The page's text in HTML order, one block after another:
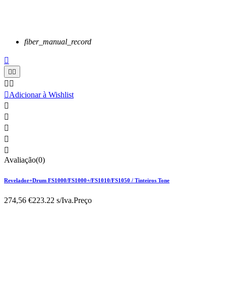
fiber_manual_record

 
 
Adicionar à Wishlist





Avaliação(0)
Revelador+Drum FS1000/FS1000+/FS1010/FS1050 / Tinteiros Tone
274,56 €223.22 s/Iva.Preço